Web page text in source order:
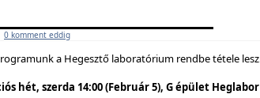
0 komment eddig
a Hegesztő laboratórium rendbe tétele
hét, szerda 14:00 (Február 5), G épület Heglabor